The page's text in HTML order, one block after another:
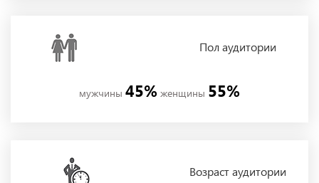
Полаудитории
мужчины 45% женщины 55%
Возраст аудитории